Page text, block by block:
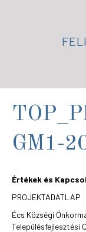
GM1-
Értékek és
PROJEKTADATLAP
Écs Községi
Településfejlesztési